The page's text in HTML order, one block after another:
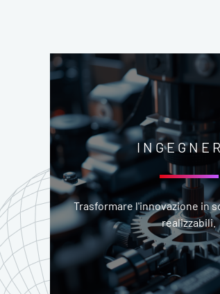
Trasformare l'innovazione in
realizzabili.